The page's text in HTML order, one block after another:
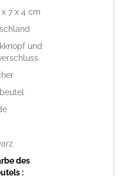
7 x 4 cm
und
des
: